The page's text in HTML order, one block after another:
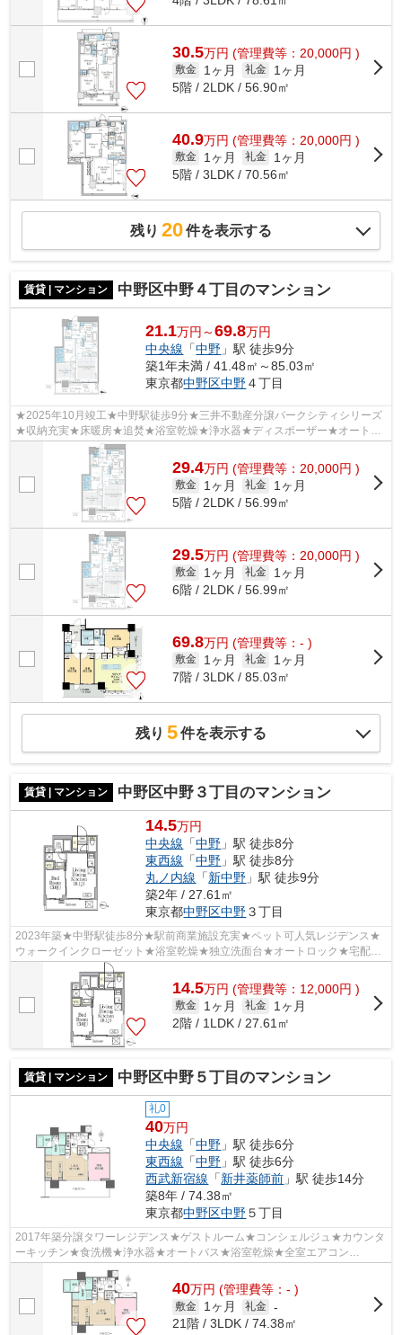
30.5万円 (管理費等：20,000円 )
敷金 1ヶ月 礼金
1ヶ月
5階 / 2LDK / 56.90㎡
40.9万円 (管理費等：20,000円 )
敷金 1ヶ月 礼金
1ヶ月
5階 / 3LDK / 70.56㎡
残り 20件を表示する
賃貸 | マンション 中野区中野４丁目のマンション
21.1万円～69.8万円
中央線 「中野 」駅 徒歩9分
築1年未満 / 41.48㎡～85.03㎡
東京都中野区中野４丁目
★2025年10月竣工★中野駅徒歩9分★三井不動産分譲パークシティシリーズ
★収納充実★床暖房★追焚★浴室乾燥★浄水器★ディスポーザー★オートロ
ック★宅配BOX★
29.4万円 (管理費等：20,000円 )
敷金 1ヶ月 礼金
1ヶ月
5階 / 2LDK / 56.99㎡
29.5万円 (管理費等：20,000円 )
敷金 1ヶ月 礼金
1ヶ月
6階 / 2LDK / 56.99㎡
69.8万円 (管理費等：- )
敷金 1ヶ月 礼金
1ヶ月
7階 / 3LDK / 85.03㎡
残り 5件を表示する
賃貸 | マンション 中野区中野３丁目のマンション
14.5万円
中央線 「中野 」駅 徒歩8分
東西線 「中野 」駅 徒歩8分
丸ノ内線 「新中野 」駅 徒歩9分
築2年 / 27.61㎡
東京都中野区中野３丁目
2023年築★中野駅徒歩8分★駅前商業施設充実★ペット可人気レジデンス★
ウォークインクローゼット★浴室乾燥★独立洗面台★オートロック★宅配
NOX★24時間ゴミ出し可★
14.5万円 (管理費等：12,000円 )
敷金 1ヶ月 礼金
1ヶ月
2階 / 1LDK / 27.61㎡
賃貸 | マンション 中野区中野５丁目のマンション
礼0
40万円
中央線 「中野 」駅 徒歩6分
東西線 「中野 」駅 徒歩6分
西武新宿線 「新井薬師前 」駅 徒歩14分
築8年 / 74.38㎡
東京都中野区中野５丁目
2017年築分譲タワーレジデンス★ゲストルーム★コンシェルジュ★カウンタ
ーキッチン★食洗機★浄水器★オートバス★浴室乾燥★全室エアコン
★WIC★納戸★
40万円 (管理費等：- )
敷金 1ヶ月 礼金 -
21階 / 3LDK / 74.38㎡